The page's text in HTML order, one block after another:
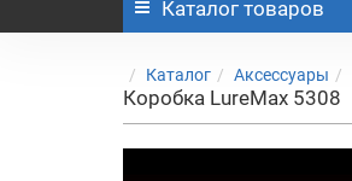
Каталог товаров
Каталог Аксессуары
Коробка LureMax 5308